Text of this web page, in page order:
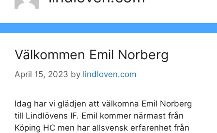
Välkommen Emil Norberg
April 15, 2023 by lindloven.com
Idag har vi glädjen att välkomna Emil Norberg
till Lindlövens IF. Emil kommer närmast från
Köping HC men har allsvensk erfarenhet från